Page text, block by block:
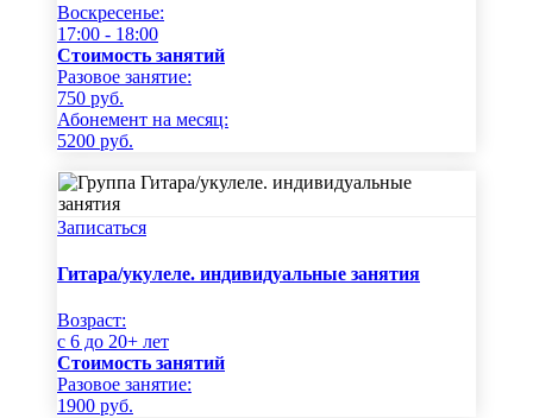
Воскресенье:
17:00 - 18:00
Стоимость занятий
Разовое занятие:
750 руб.
Абонемент на месяц:
5200 руб.
Записаться
Гитара/укулеле. индивидуальные занятия
Возраст:
c 6 до 20+ лет
Стоимость занятий
Разовое занятие:
1900 руб.